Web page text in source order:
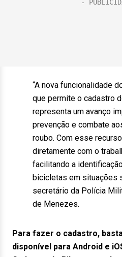
“A nova funcionalidade
que permite o cadastro
representa um avanço
prevenção e combate
roubo. Com esse
diretamente com o
facilitando a
bicicletas em situações
secretário da Polícia
de Menezes.
Para fazer o cadastro,
disponível para Android e